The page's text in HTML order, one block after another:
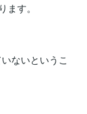
す。
ないというこ